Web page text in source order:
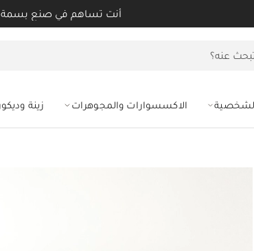
أنت تساهم في صنع بسمة
الشخصية الاكسسوارات والمجوهرات زينة